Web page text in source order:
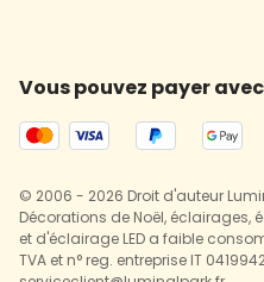
Vous pouvez payer
© 2006 - 2026 Droit d'auteur
Décorations de Noël,
et d'éclairage LED a faible
TVA et n° reg. entreprise IT